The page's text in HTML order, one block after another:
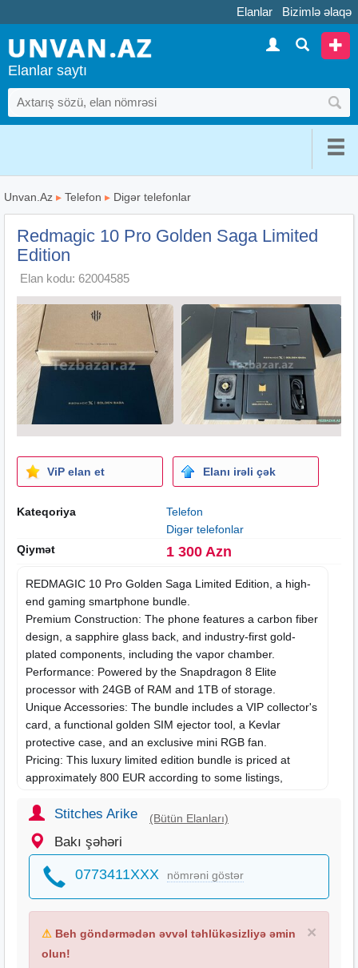
Elanlar Bizimlə əlaqə
Elanlar saytı
Unvan.Az ▸ Telefon ▸ Digər telefonlar
Redmagic 10 Pro Golden Saga Limited
Edition
Elan kodu: 62004585
ViP elan et Elanı irəli çək
Kateqoriya
Telefon
Digər telefonlar
Qiymət
1 300 Azn
REDMAGIC 10 Pro Golden Saga Limited Edition, a high-
end gaming smartphone bundle.
Premium Construction: The phone features a carbon fiber
design, a sapphire glass back, and industry-first gold-
plated components, including the vapor chamber.
Performance: Powered by the Snapdragon 8 Elite
processor with 24GB of RAM and 1TB of storage.
Unique Accessories: The bundle includes a VIP collector's
card, a functional golden SIM ejector tool, a Kevlar
protective case, and an exclusive mini RGB fan.
Pricing: This luxury limited edition bundle is priced at
approximately 800 EUR according to some listings,
Stitches Arike (Bütün Elanları)
Bakı şəhəri
0773411XXX nömrəni göstər
×
⚠ Beh göndərmədən əvvəl təhlükəsizliyə əmin
olun!